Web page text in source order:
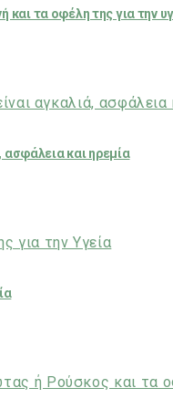
και τα οφέλη της για την
ασφάλεια και ηρεμία